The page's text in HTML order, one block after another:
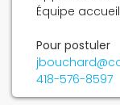
Équipe
Pour postuler
418-576-8597